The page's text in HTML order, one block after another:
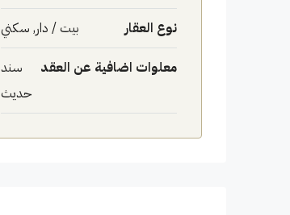
نوع العقار بيت / دار, سكني
معلوات اضافية عن العقد
سند
حديث